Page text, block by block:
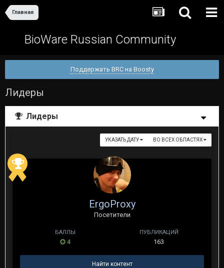
Главная
BioWare Russian Community
Поддержать BRC на Boosty
Лидеры
Лидеры
ВО ВСЕХ ОБЛАСТЯХ
УКАЗАТЬ ДАТУ
ErgoProxy
Посетители
БАЛЛЫ
4
ПУБЛИКАЦИЙ
163
Найти контент